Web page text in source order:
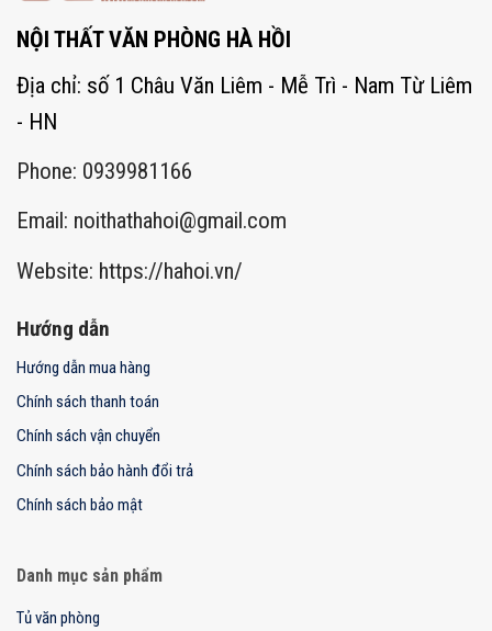
NỘI THẤT VĂN PHÒNG HÀ HỒI
Địa chỉ: số 1 Châu Văn Liêm - Mễ Trì - Nam Từ Liêm
- HN
Phone: 0939981166
Email: noithathahoi@gmail.com
Website: https://hahoi.vn/
Hướng dẫn
Hướng dẫn mua hàng
Chính sách thanh toán
Chính sách vận chuyển
Chính sách bảo hành đổi trả
Chính sách bảo mật
Danh mục sản phẩm
Tủ văn phòng